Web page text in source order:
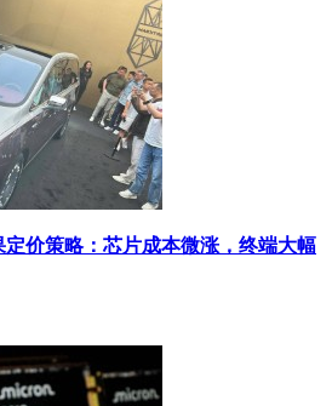
价策略：芯片成本微涨，终端大幅